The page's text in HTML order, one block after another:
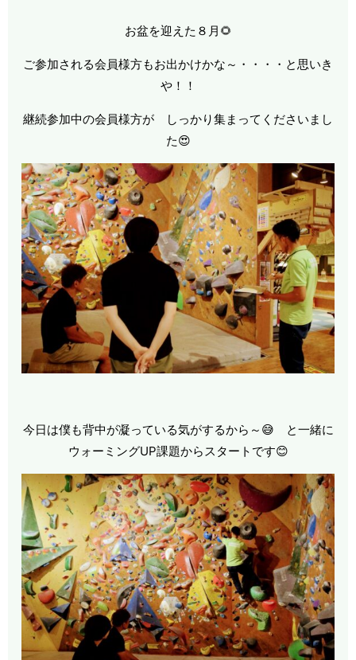
お盆を迎えた８月🌻
ご参加される会員様方もお出かけかな～・・・・と思いき
や！！
継続参加中の会員様方が しっかり集まってくださいまし
た😍
今日は僕も背中が凝っている気がするから～😅 と一緒に
ウォーミングUP課題からスタートです😊